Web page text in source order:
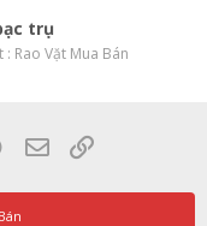
trụ
: Rao Vặt Mua Bán
WhatsApp
Email